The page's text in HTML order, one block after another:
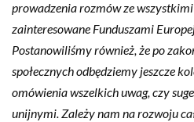
prowadzenia rozmów ze
zainteresowane Funduszami
Postanowiliśmy również, że po
społecznych odbędziemy jeszcze
omówienia wszelkich uwag, czy
unijnymi. Zależy nam na rozwoju